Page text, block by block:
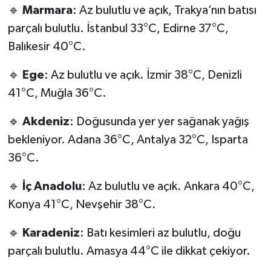
🔹 Marmara: Az bulutlu ve açık, Trakya’nın batısı
parçalı bulutlu. İstanbul 33°C, Edirne 37°C,
Balıkesir 40°C.
🔹 Ege: Az bulutlu ve açık. İzmir 38°C, Denizli
41°C, Muğla 36°C.
🔹 Akdeniz: Doğusunda yer yer sağanak yağış
bekleniyor. Adana 36°C, Antalya 32°C, Isparta
36°C.
🔹 İç Anadolu: Az bulutlu ve açık. Ankara 40°C,
Konya 41°C, Nevşehir 38°C.
🔹 Karadeniz: Batı kesimleri az bulutlu, doğu
parçalı bulutlu. Amasya 44°C ile dikkat çekiyor.